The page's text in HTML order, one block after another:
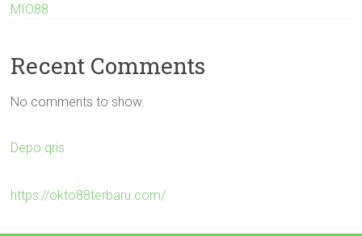
MIO88
Recent Comments
No comments to show.
Depo qris
https://okto88terbaru.com/